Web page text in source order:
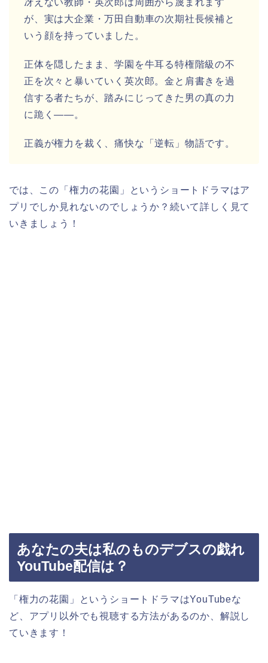
冴えない教師・英次郎は周囲から蔑まれます
が、実は大企業・万田自動車の次期社長候補と
いう顔を持っていました。
正体を隠したまま、学園を牛耳る特権階級の不
正を次々と暴いていく英次郎。金と肩書きを過
信する者たちが、踏みにじってきた男の真の力
に跪く――。
正義が権力を裁く、痛快な「逆転」物語です。
では、この「権力の花園」というショートドラマはア
プリでしか見れないのでしょうか？続いて詳しく見て
いきましょう！
あなたの夫は私のものデブスの戯れ
YouTube配信は？
「権力の花園」というショートドラマはYouTubeな
ど、アプリ以外でも視聴する方法があるのか、解説し
ていきます！